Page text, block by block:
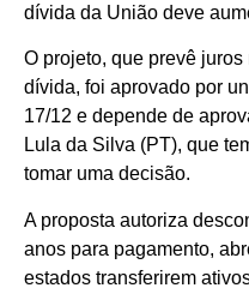
dívida da União deve
O projeto, que prevê
dívida, foi aprovado por
17/12 e depende de
Lula da Silva (PT), que
tomar uma decisão.
A proposta autoriza
anos para pagamento,
estados transferirem